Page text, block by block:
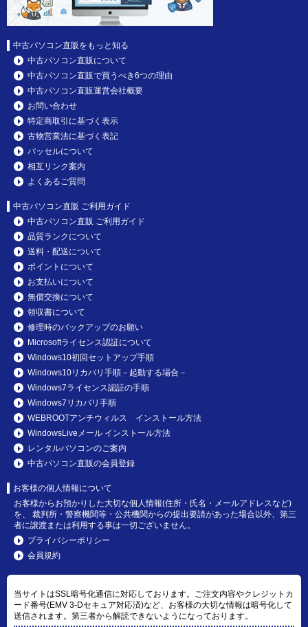
中古パソコン直販をもっと知る
中古パソコン直販について
中古パソコン直販で買うべき6つの理由
中古パソコン直販運営会社概要
お問い合わせ
特定商取引に基づく表示
古物営業法に基づく表記
パッセルについて
相互リンク案内
よくあるご質問
中古パソコン直販 ご利用ガイド
中古パソコン直販 ご利用ガイド
品質ランクについて
送料・配送について
ポイントについて
お支払いについて
無償交換について
領収書について
修理時のバックアップのお願い
Microsoftライセンス認証について
Windows10初回セットアップ手順
Windows10リカバリ手順－起動する場合－
Windows7ライセンス認証の手順
Windows7リカバリ手順
WEBROOTアンチウィルス インストール方法
WindowsLiveメール インストール方法
レンタルパソコンのご案内
中古パソコン直販の会員登録
お客様の個人情報について
お客様からお預かりした大切な個人情報(住所・氏名・メールアドレスなど)
を、 裁判所・警察機関等・公共機関からの提出要請があった場合以外、第三
者に譲渡または利用する事は一切ございません。
プライバシーポリシー
会員規約
当サイトはSSL暗号化通信に対応しております。ご注文内容やクレジットカ
ード番号(EMV 3-Dセキュア対応済)など、お客様の大切な情報は暗号化して
送信されます。第三者から解読できないようになっております。